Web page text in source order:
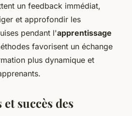
un feedback immédiat,
et approfondir les
pendant l'apprentissage
favorisent un échange
plus dynamique et
succès des